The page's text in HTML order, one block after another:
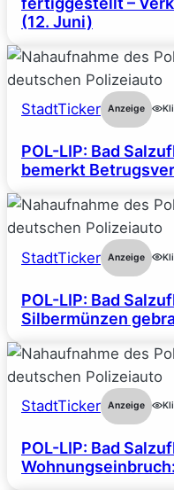
(12. Juni)
StadtTicker Anzeige
POL-LIP: Bad
bemerkt
StadtTicker Anzeige
POL-LIP: Bad
Silbermünzen
StadtTicker Anzeige
POL-LIP: Bad